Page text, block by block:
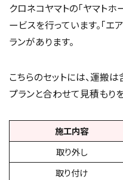
クロネコヤマトの「ヤマト
ービスを行っています。「エ
ランがあります。
こちらのセットには、運搬
プランと合わせて見積もりを
施工内容
取り外し
取り付け